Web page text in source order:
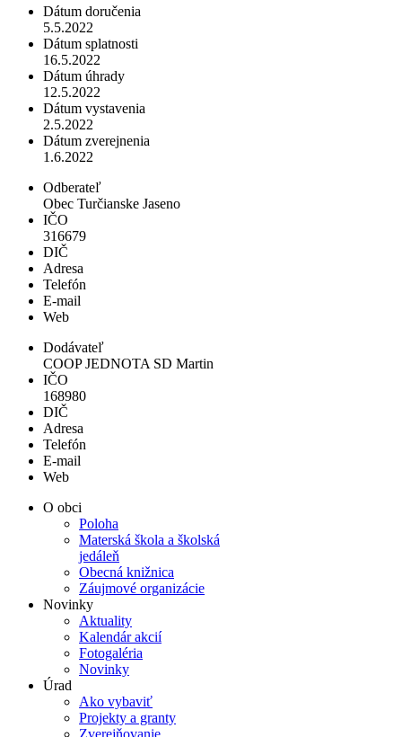
Dátum doručenia
5.5.2022
Dátum splatnosti
16.5.2022
Dátum úhrady
12.5.2022
Dátum vystavenia
2.5.2022
Dátum zverejnenia
1.6.2022
Odberateľ
Obec Turčianske Jaseno
IČO
316679
DIČ
Adresa
Telefón
E-mail
Web
Dodávateľ
COOP JEDNOTA SD Martin
IČO
168980
DIČ
Adresa
Telefón
E-mail
Web
O obci
Poloha
Materská škola a školská
jedáleň
Obecná knižnica
Záujmové organizácie
Novinky
Aktuality
Kalendár akcií
Fotogaléria
Novinky
Úrad
Ako vybaviť
Projekty a granty
Zverejňovanie